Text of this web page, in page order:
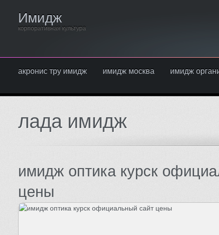
Имидж
корпоративная культура
акронис тру имидж имидж москва имидж
лада имидж
имидж оптика курск
цены